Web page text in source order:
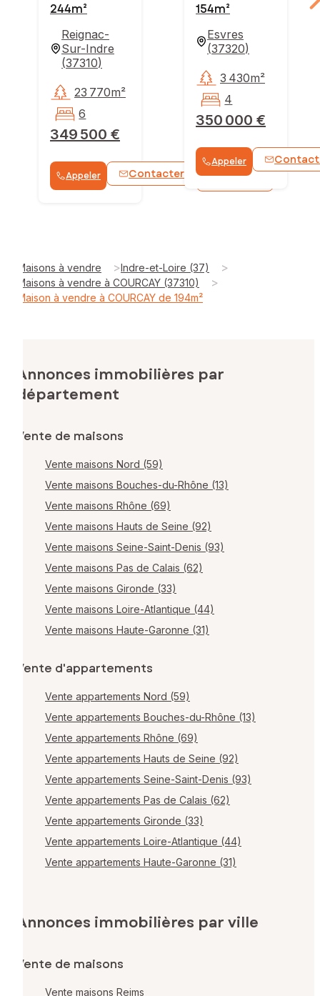
244m²
Reignac-
Sur-Indre
(37310)
349 500 €
23 770m²
6
Appeler Contacter WhatsApp
154m²
Esvres
(37320)
350 000 €
3 430m²
4
Appeler
Maisons à vendre >Indre-et-Loire (37) >
Maisons à vendre à COURCAY (37310) >
Maison à vendre à COURCAY de 194m²
Annonces immobilières par
département
Vente de maisons
Vente maisons Nord (59)
Vente maisons Bouches-du-Rhône (13)
Vente maisons Rhône (69)
Vente maisons Hauts de Seine (92)
Vente maisons Seine-Saint-Denis (93)
Vente maisons Pas de Calais (62)
Vente maisons Gironde (33)
Vente maisons Loire-Atlantique (44)
Vente maisons Haute-Garonne (31)
Vente d'appartements
Vente appartements Nord (59)
Vente appartements Bouches-du-Rhône (13)
Vente appartements Rhône (69)
Vente appartements Hauts de Seine (92)
Vente appartements Seine-Saint-Denis (93)
Vente appartements Pas de Calais (62)
Vente appartements Gironde (33)
Vente appartements Loire-Atlantique (44)
Vente appartements Haute-Garonne (31)
Annonces immobilières par ville
Vente de maisons
Vente maisons Reims